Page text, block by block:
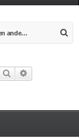
Forumregels en andere informatie
Zoek